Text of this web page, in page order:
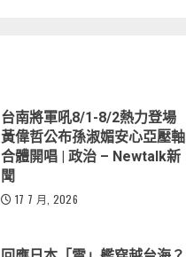
台南將軍吼8/1-8/2熱力登場
黃偉哲公布孫淑媚安心亞壓軸
合體開唱 | 政治 – Newtalk新
聞
17 7 月, 2026